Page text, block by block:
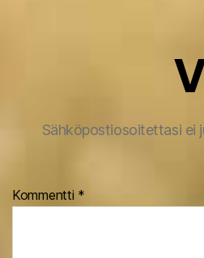
Sähköpostiosoitettasi ei
Kommentti *